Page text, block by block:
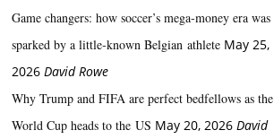
Game changers: how soccer’s mega‑money era was
sparked by a little‑known Belgian athlete May 25,
2026 David Rowe
Why Trump and FIFA are perfect bedfellows as the
World Cup heads to the US May 20, 2026 David